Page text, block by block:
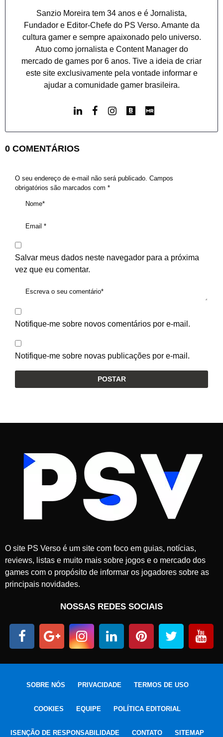
Sanzio Moreira tem 34 anos e é Jornalista,
Fundador e Editor-Chefe do PS Verso. Amante da
cultura gamer e sempre apaixonado pelo universo.
Atuo como jornalista e Content Manager do
mercado de games por 6 anos. Tive a ideia de criar
este site exclusivamente pela vontade informar e
ajudar a comunidade gamer brasileira.
0 COMENTÁRIOS
O seu endereço de e-mail não será publicado. Campos
obrigatórios são marcados com *
Salvar meus dados neste navegador para a próxima
vez que eu comentar.
Notifique-me sobre novos comentários por e-mail.
Notifique-me sobre novas publicações por e-mail.
O site PS Verso é um site com foco em guias, notícias,
reviews, listas e muito mais sobre jogos e o mercado dos
games com o propósito de informar os jogadores sobre as
principais novidades.
NOSSAS REDES SOCIAIS
SOBRE NÓS PRIVACIDADE TERMOS DE USO
COOKIES EQUIPE POLÍTICA EDITORIAL
ISENÇÃO DE RESPONSABILIDADE CONTATO SITEMAP